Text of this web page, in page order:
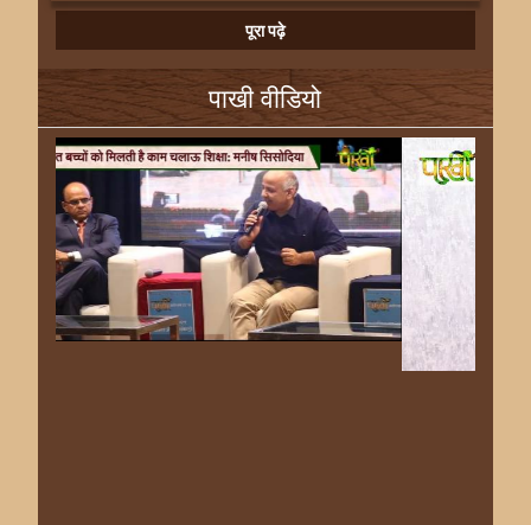
Previous
Next
पूरा पढ़े
पाखी वीडियो